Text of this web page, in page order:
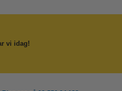
vi idag!